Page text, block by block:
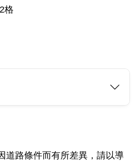
格
道路條件而有所差異，請以導